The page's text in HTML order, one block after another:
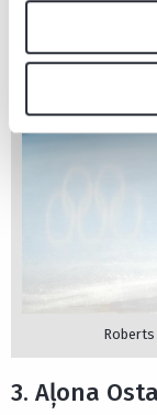
3. Aļona